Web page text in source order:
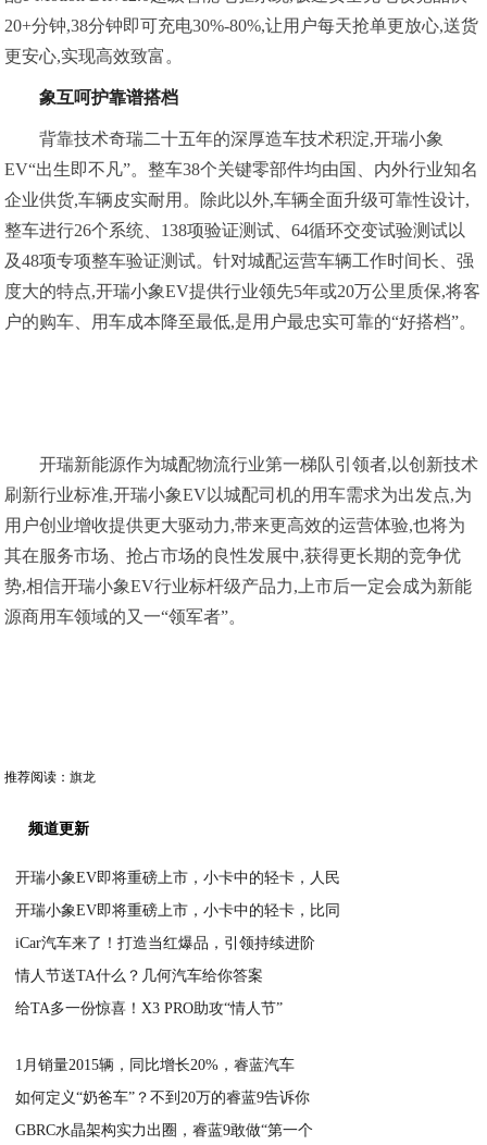
20+分钟,38分钟即可充电30%-80%,让用户每天抢单更放心,送货
更安心,实现高效致富。
象互呵护靠谱搭档
背靠技术奇瑞二十五年的深厚造车技术积淀,开瑞小象
EV“出生即不凡”。整车38个关键零部件均由国、内外行业知名
企业供货,车辆皮实耐用。除此以外,车辆全面升级可靠性设计,
整车进行26个系统、138项验证测试、64循环交变试验测试以
及48项专项整车验证测试。针对城配运营车辆工作时间长、强
度大的特点,开瑞小象EV提供行业领先5年或20万公里质保,将客
户的购车、用车成本降至最低,是用户最忠实可靠的“好搭档”。
开瑞新能源作为城配物流行业第一梯队引领者,以创新技术
刷新行业标准,开瑞小象EV以城配司机的用车需求为出发点,为
用户创业增收提供更大驱动力,带来更高效的运营体验,也将为
其在服务市场、抢占市场的良性发展中,获得更长期的竞争优
势,相信开瑞小象EV行业标杆级产品力,上市后一定会成为新能
源商用车领域的又一“领军者”。
推荐阅读：旗龙
频道更新
开瑞小象EV即将重磅上市，小卡中的轻卡，人民
开瑞小象EV即将重磅上市，小卡中的轻卡，比同
iCar汽车来了！打造当红爆品，引领持续进阶
情人节送TA什么？几何汽车给你答案
给TA多一份惊喜！X3 PRO助攻“情人节”
1月销量2015辆，同比增长20%，睿蓝汽车
如何定义“奶爸车”？不到20万的睿蓝9告诉你
GBRC水晶架构实力出圈，睿蓝9敢做“第一个